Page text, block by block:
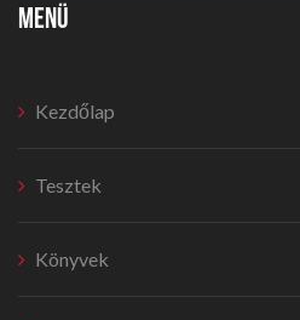
MENÜ
Kezdőlap
Tesztek
Könyvek